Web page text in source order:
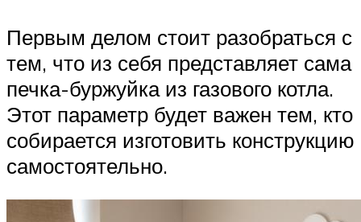
Первым делом стоит разобраться с
тем, что из себя представляет сама
печка-буржуйка из газового котла.
Этот параметр будет важен тем, кто
собирается изготовить конструкцию
самостоятельно.